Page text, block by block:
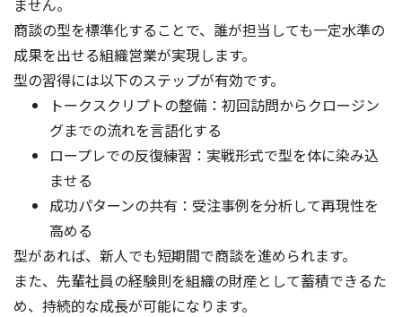
ません。
商談の型を標準化することで、誰が担当しても一定水準の
成果を出せる組織営業が実現します。
型の習得には以下のステップが有効です。
トークスクリプトの整備：初回訪問からクロージン
グまでの流れを言語化する
ロープレでの反復練習：実戦形式で型を体に染み込
ませる
成功パターンの共有：受注事例を分析して再現性を
高める
型があれば、新人でも短期間で商談を進められます。
また、先輩社員の経験則を組織の財産として蓄積できるた
め、持続的な成長が可能になります。